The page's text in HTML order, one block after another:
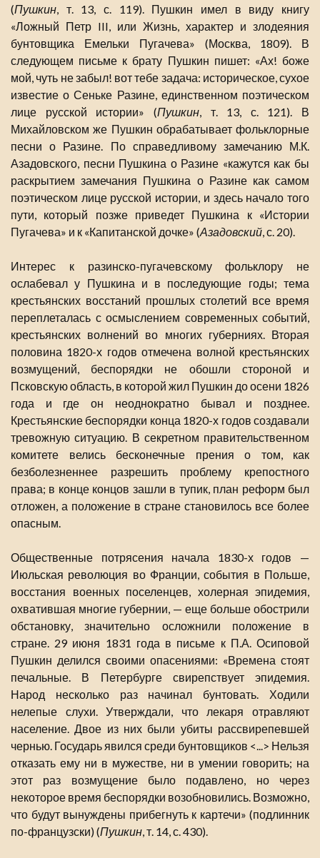
(Пушкин, т. 13, с. 119). Пушкин имел в виду книгу
«Ложный Петр III, или Жизнь, характер и злодеяния
бунтовщика Емельки Пугачева» (Москва, 1809). В
следующем письме к брату Пушкин пишет: «Ах! боже
мой, чуть не забыл! вот тебе задача: историческое, сухое
известие о Сеньке Разине, единственном поэтическом
лице русской истории» (Пушкин, т. 13, с. 121). В
Михайловском же Пушкин обрабатывает фольклорные
песни о Разине. По справедливому замечанию М.К.
Азадовского, песни Пушкина о Разине «кажутся как бы
раскрытием замечания Пушкина о Разине как самом
поэтическом лице русской истории, и здесь начало того
пути, который позже приведет Пушкина к «Истории
Пугачева» и к «Капитанской дочке» (Азадовский, с. 20).
Интерес к разинско-пугачевскому фольклору не
ослабевал у Пушкина и в последующие годы; тема
крестьянских восстаний прошлых столетий все время
переплеталась с осмыслением современных событий,
крестьянских волнений во многих губерниях. Вторая
половина 1820-х годов отмечена волной крестьянских
возмущений, беспорядки не обошли стороной и
Псковскую область, в которой жил Пушкин до осени 1826
года и где он неоднократно бывал и позднее.
Крестьянские беспорядки конца 1820-х годов создавали
тревожную ситуацию. В секретном правительственном
комитете велись бесконечные прения о том, как
безболезненнее разрешить проблему крепостного
права; в конце концов зашли в тупик, план реформ был
отложен, а положение в стране становилось все более
опасным.
Общественные потрясения начала 1830-х годов —
Июльская революция во Франции, события в Польше,
восстания военных поселенцев, холерная эпидемия,
охватившая многие губернии, — еще больше обострили
обстановку, значительно осложнили положение в
стране. 29 июня 1831 года в письме к П.А. Осиповой
Пушкин делился своими опасениями: «Времена стоят
печальные. В Петербурге свирепствует эпидемия.
Народ несколько раз начинал бунтовать. Ходили
нелепые слухи. Утверждали, что лекаря отравляют
население. Двое из них были убиты рассвирепевшей
чернью. Государь явился среди бунтовщиков <...> Нельзя
отказать ему ни в мужестве, ни в умении говорить; на
этот раз возмущение было подавлено, но через
некоторое время беспорядки возобновились. Возможно,
что будут вынуждены прибегнуть к картечи» (подлинник
по-французски) (Пушкин, т. 14, с. 430).